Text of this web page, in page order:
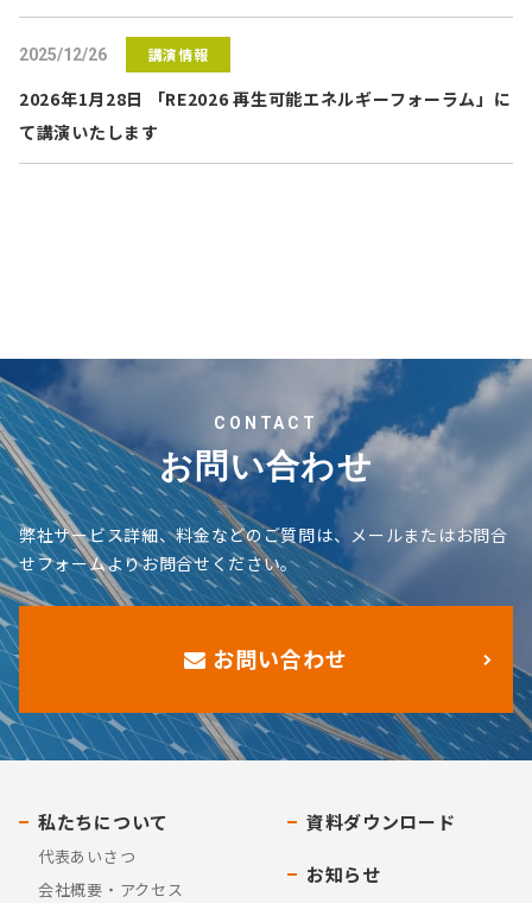
2025/12/26 講演情報
2026年1月28日 「RE2026 再生可能エネルギーフォーラム」に
て講演いたします
CONTACT
お問い合わせ
弊社サービス詳細、料金などのご質問は、メールまたはお問合
せフォームよりお問合せください。
お問い合わせ
私たちについて
代表あいさつ
会社概要・アクセス
資料ダウンロード
お知らせ